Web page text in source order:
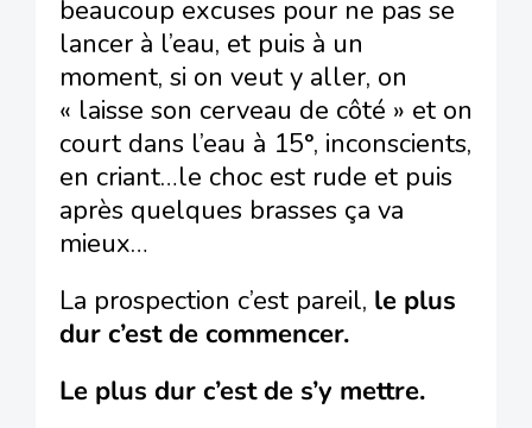
beaucoup excuses pour ne pas se
lancer à l’eau, et puis à un
moment, si on veut y aller, on
« laisse son cerveau de côté » et on
court dans l’eau à 15°, inconscients,
en criant…le choc est rude et puis
après quelques brasses ça va
mieux…
La prospection c’est pareil, le plus
dur c’est de commencer.
Le plus dur c’est de s’y mettre.